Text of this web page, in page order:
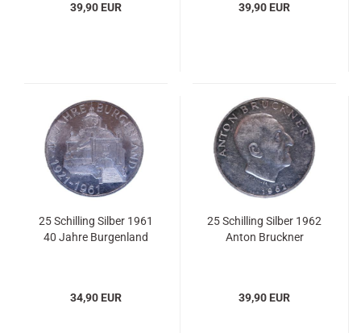
39,90 EUR 39,90 EUR
25 Schilling Silber 1961
40 Jahre Burgenland
34,90 EUR
25 Schilling Silber 1962
Anton Bruckner
39,90 EUR